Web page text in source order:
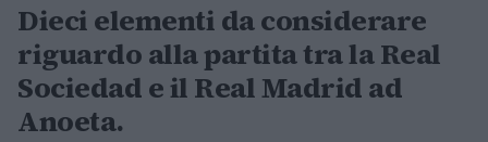
Dieci elementi da considerare
riguardo alla partita tra la Real
Sociedad e il Real Madrid ad
Anoeta.